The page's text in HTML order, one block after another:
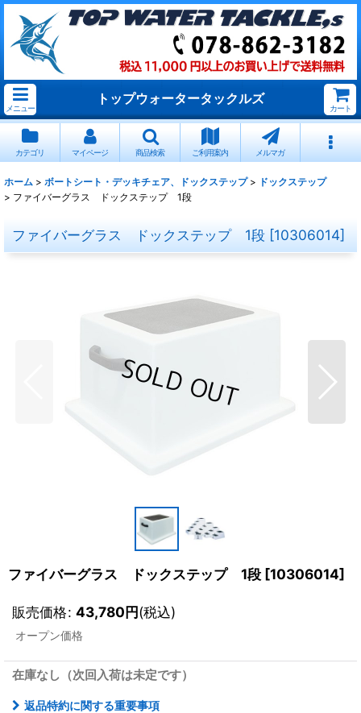
メニュー
トップウォータータックルズ
カート
カテゴリ マイページ 商品検索 ご利用案内 メルマガ
ホーム > ボートシート・デッキチェア、ドックステップ > ドックステップ
> ファイバーグラス ドックステップ 1段
ファイバーグラス ドックステップ 1段 [10306014]
ファイバーグラス ドックステップ 1段 [10306014]
販売価格: 43,780円(税込)
オープン価格
在庫なし（次回入荷は未定です）
返品特約に関する重要事項